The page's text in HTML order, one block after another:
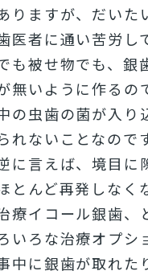
りますが、だいた
医者に通い苦労し
も被せ物でも、銀
無いように作るの
の虫歯の菌が入
れないことなのです
に言えば、境目に
とんど再発しなく
療イコール銀歯
いろな治療オプシ
中に銀歯が取れた